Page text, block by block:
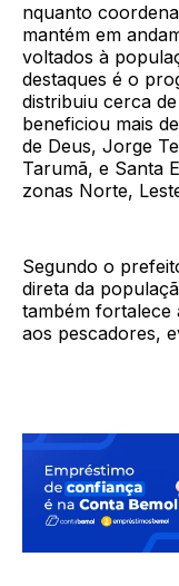
nquanto
mantém em
voltados à
destaques é o
distribuiu cerca
beneficiou mais
de Deus, Jorge
Tarumã, e Santa
zonas Norte,
Segundo o
direta da
também fortalece
aos pescadores,